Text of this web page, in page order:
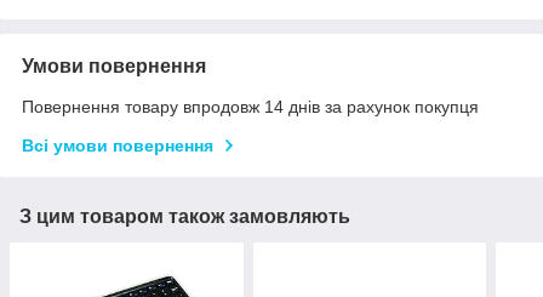
Умови повернення
Повернення товару впродовж 14 днів за рахунок покупця
Всі умови повернення
З цим товаром також замовляють